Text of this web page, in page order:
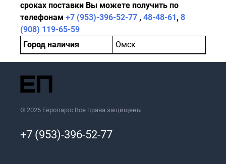
сроках поставки Вы можете получить по
телефонам +7 (953)-396-52-77 , 48-48-61, 8
(908) 119-65-59
Город наличия
Омск
© 2026 Европартс Все права защищены
+7 (953)-396-52-77